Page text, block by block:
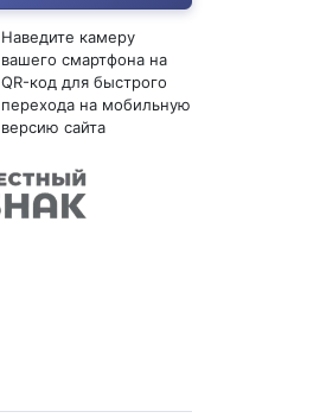
Наведите камеру
вашего смартфона на
QR-код для быстрого
перехода на мобильную
версию сайта